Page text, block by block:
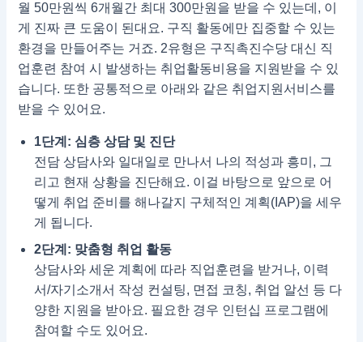
월 50만원씩 6개월간 최대 300만원을 받을 수 있는데, 이
게 진짜 큰 도움이 된대요. 구직 활동에만 집중할 수 있는
환경을 만들어주는 거죠. 2유형은 구직촉진수당 대신 직
업훈련 참여 시 발생하는 취업활동비용을 지원받을 수 있
습니다. 또한 공통적으로 아래와 같은 취업지원서비스를
받을 수 있어요.
1단계: 심층 상담 및 진단
전담 상담사와 일대일로 만나서 나의 적성과 흥미, 그
리고 현재 상황을 진단해요. 이걸 바탕으로 앞으로 어
떻게 취업 준비를 해나갈지 구체적인 계획(IAP)을 세우
게 됩니다.
2단계: 맞춤형 취업 활동
상담사와 세운 계획에 따라 직업훈련을 받거나, 이력
서/자기소개서 작성 컨설팅, 면접 코칭, 취업 알선 등 다
양한 지원을 받아요. 필요한 경우 인턴십 프로그램에
참여할 수도 있어요.